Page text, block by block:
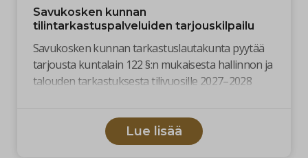
Savukosken kunnan
tilintarkastuspalveluiden tarjouskilpailu
Savukosken kunnan tarkastuslautakunta pyytää
tarjousta kuntalain 122 §:n mukaisesta hallinnon ja
talouden tarkastuksesta tilivuosille 2027–2028
Lue lisää